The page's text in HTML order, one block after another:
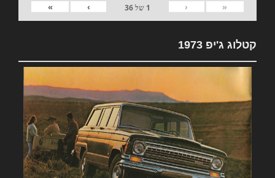
«
‹
1 של36
›
»
קטלוג ג'יפ 1973